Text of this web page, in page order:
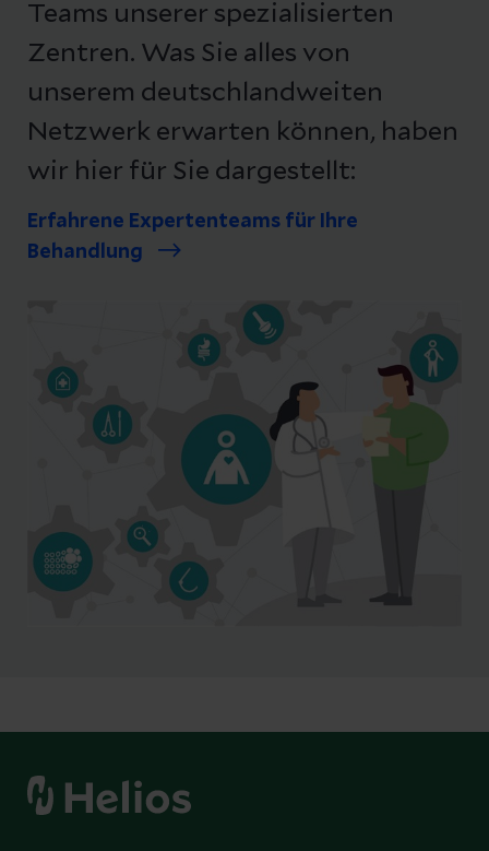
Teams unserer spezialisierten
Zentren. Was Sie alles von
unserem deutschlandweiten
Netzwerk erwarten können, haben
wir hier für Sie dargestellt:
Erfahrene Expertenteams für Ihre
Behandlung